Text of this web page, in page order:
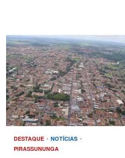
DESTAQUE
NOTÍCIAS
PIRASSUNUNGA